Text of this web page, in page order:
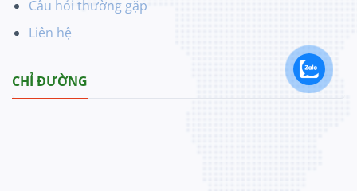
Câu hỏi thường gặp
Liên hệ
CHỈ ĐƯỜNG